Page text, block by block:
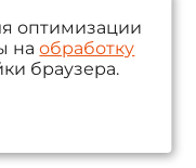
оптимизации
наобработку
браузера.